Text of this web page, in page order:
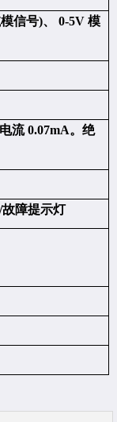
信号)、 0-5V 模
流 0.07mA。绝
障提示灯